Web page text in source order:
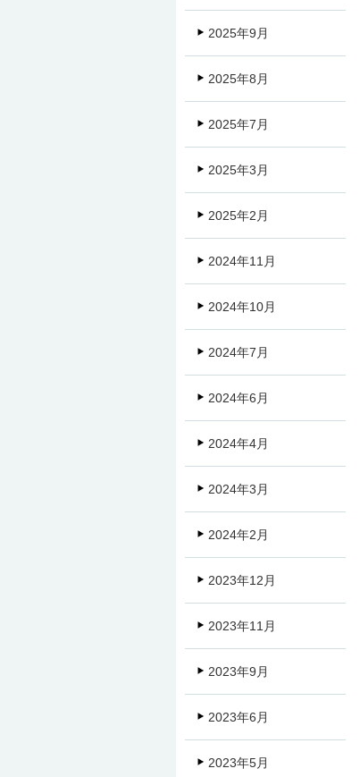
2025年9月
2025年8月
2025年7月
2025年3月
2025年2月
2024年11月
2024年10月
2024年7月
2024年6月
2024年4月
2024年3月
2024年2月
2023年12月
2023年11月
2023年9月
2023年6月
2023年5月